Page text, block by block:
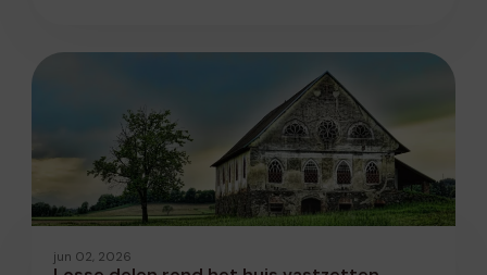
jun 02, 2026